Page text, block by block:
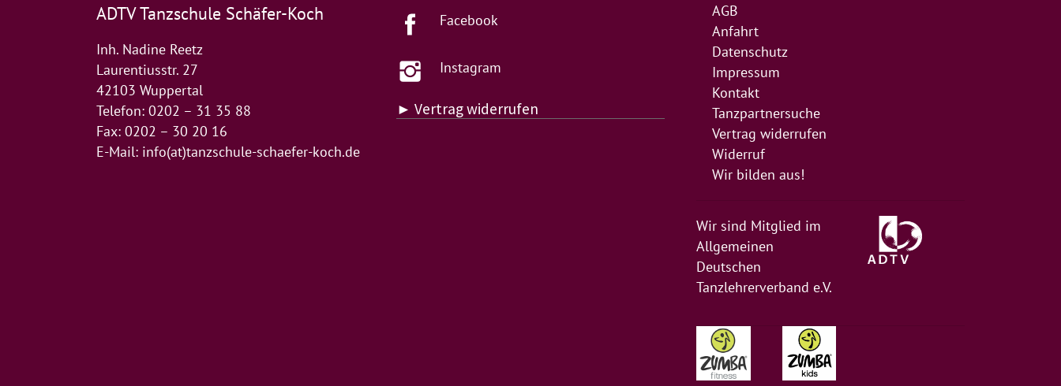
ADTV Tanzschule Schäfer-Koch
Inh. Nadine Reetz
Laurentiusstr. 27
42103 Wuppertal
Telefon: 0202 – 31 35 88
Fax: 0202 – 30 20 16
E-Mail: info(at)tanzschule-schaefer-koch.de
Facebook
Instagram
► Vertrag widerrufen
AGB
Anfahrt
Datenschutz
Impressum
Kontakt
Tanzpartnersuche
Vertrag widerrufen
Widerruf
Wir bilden aus!
Wir sind Mitglied im
Allgemeinen
Deutschen
Tanzlehrerverband e.V.